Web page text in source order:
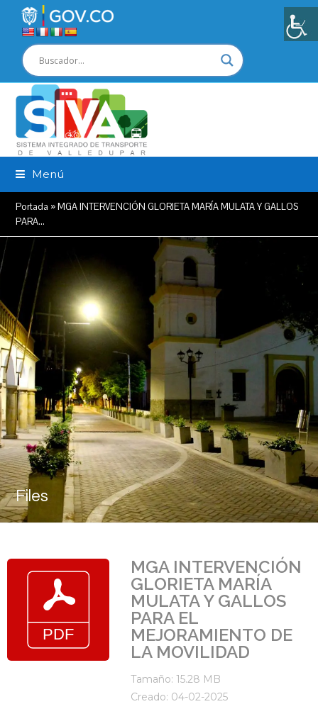
Menú
Portada »MGA INTERVENCIÓN GLORIETA MARÍA MULATA Y GALLOS
PARA…
Files
MGA INTERVENCIÓN
GLORIETA MARÍA
MULATA Y GALLOS
PARA EL
MEJORAMIENTO DE
LA MOVILIDAD
Tamaño: 15.28 MB
Creado: 04-02-2025